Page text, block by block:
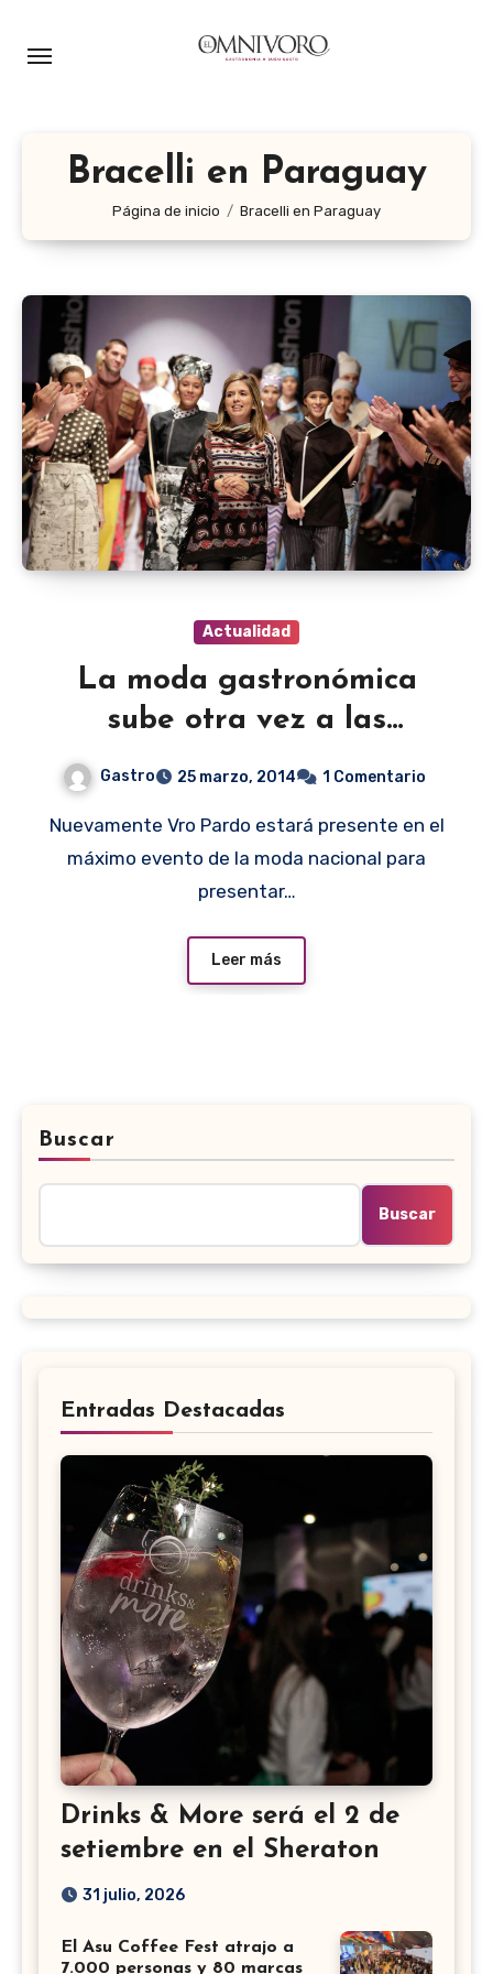
Bracelli en Paraguay
Página de inicio Bracelli en Paraguay
Actualidad
La moda gastronómica
sube otra vez a las
Gastro 25 marzo, 2014 1 Comentario
Nuevamente Vro Pardo estará presente en el
máximo evento de la moda nacional para
presentar…
Leer más
Buscar
Buscar
Entradas Destacadas
Drinks & More será el 2 de
setiembre en el Sheraton
31 julio, 2026
El Asu Coffee Fest atrajo a
7.000 personas y 80 marcas